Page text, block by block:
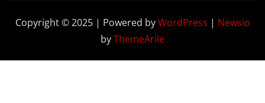
Copyright © 2025 | Powered byWordPress | Newsio
byThemeArile